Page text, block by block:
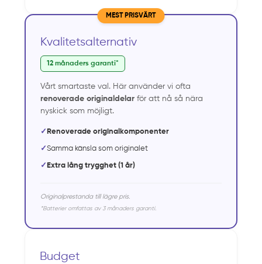
MEST PRISVÄRT
Kvalitetsalternativ
12 månaders garanti*
Vårt smartaste val. Här använder vi ofta
renoverade originaldelar för att nå så nära
nyskick som möjligt.
✓ Renoverade originalkomponenter
✓Samma känsla som originalet
✓ Extra lång trygghet (1 år)
Originalprestanda till lägre pris.
*Batterier omfattas av 3 månaders garanti.
Budget